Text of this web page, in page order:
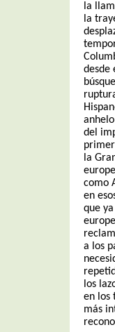
la
la
desde
del
la
como
en
que
a los
los
en los
más